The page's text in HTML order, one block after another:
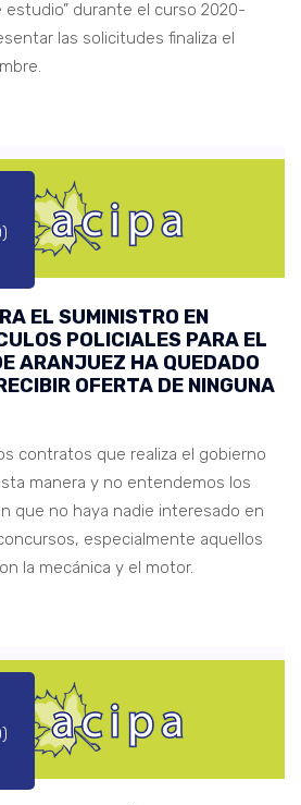
estudio” durante el curso 2020-
las solicitudes finaliza el
EL SUMINISTRO EN
POLICIALES PARA EL
ARANJUEZ HA QUEDADO
OFERTA DE NINGUNA
contratos que realiza el gobierno
manera y no entendemos los
que no haya nadie interesado en
especialmente aquellos
la mecánica y el motor.